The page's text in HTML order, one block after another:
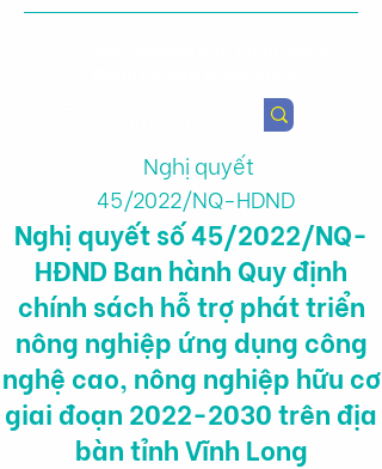
Nghị quyết
45/2022/NQ-HDND
Nghị quyết số 45/2022/NQ-
HĐND Ban hành Quy định
chính sách hỗ trợ phát triển
nông nghiệp ứng dụng công
nghệ cao, nông nghiệp hữu cơ
giai đoạn 2022-2030trên địa
bàn tỉnh Vĩnh Long